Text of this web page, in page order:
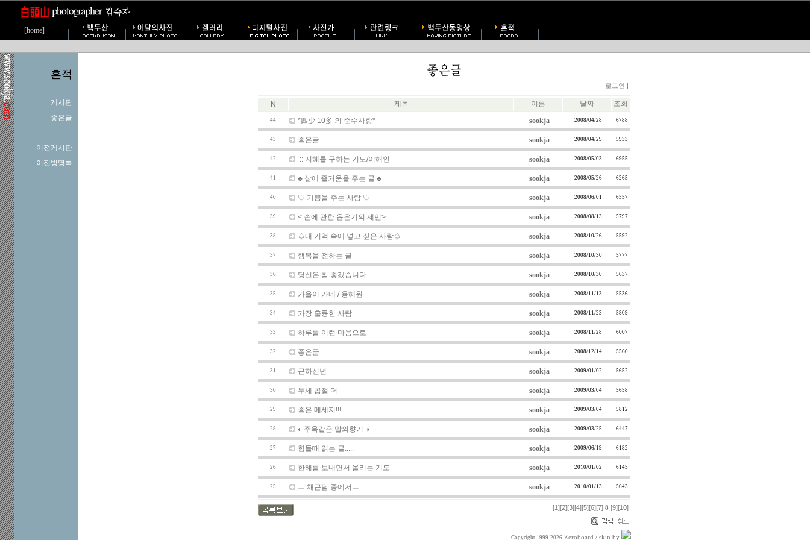
[home]
흔적
게시판
좋은글
이전게시판
이전방명록
로그인 |
N 제목 이름 날짜 조회
44 *四少 10多 의 준수사항* sookja 2008/04/28 6788
43 좋은글 sookja 2008/04/29 5933
42 :: 지혜를 구하는 기도/이해인 sookja 2008/05/03 6955
41 ♣ 삶에 즐거움을 주는 글 ♣ sookja 2008/05/26 6265
40 ♡ 기쁨을 주는 사람 ♡ sookja 2008/06/01 6557
39 < 손에 관한 윤은기의 제언> sookja 2008/08/13 5797
38 ♤내 기억 속에 넣고 싶은 사람♤ sookja 2008/10/26 5592
37 행복을 전하는 글 sookja 2008/10/30 5777
36 당신은 참 좋겠습니다 sookja 2008/10/30 5637
35 가을이 가네 / 용혜원 sookja 2008/11/13 5536
34 가장 훌륭한 사람 sookja 2008/11/23 5809
33 하루를 이런 마음으로 sookja 2008/11/28 6007
32 좋은글 sookja 2008/12/14 5560
31 근하신년 sookja 2009/01/02 5652
30 두세 곱절 더 sookja 2009/03/04 5658
29 좋은 메세지!!! sookja 2009/03/04 5812
28 ◐ 주옥같은 말의향기 ◑ sookja 2009/03/25 6447
27 힘들때 읽는 글..... sookja 2009/06/19 6182
26 한해를 보내면서 올리는 기도 sookja 2010/01/02 6145
25 ㅡ 채근담 중에서ㅡ sookja 2010/01/13 5643
[1][2][3][4][5][6][7] 8 [9][10]
Copyright 1999-2026 Zeroboard / skin by